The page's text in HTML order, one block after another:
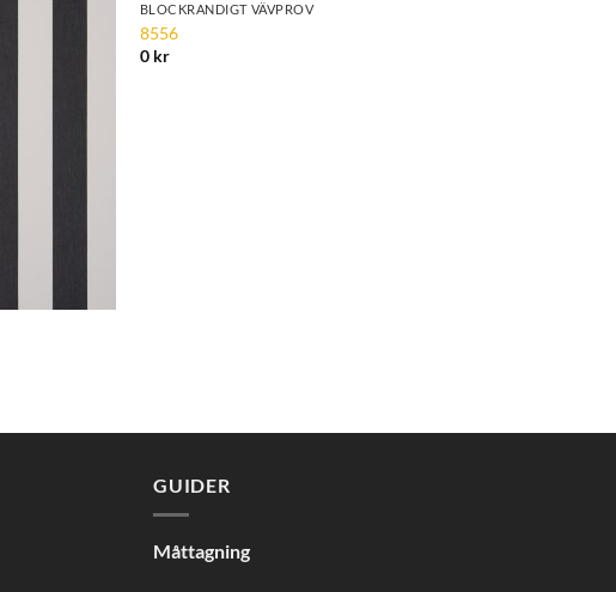
BLOCKRANDIGT VÄVPROV
8556
0 kr
GUIDER
Måttagning